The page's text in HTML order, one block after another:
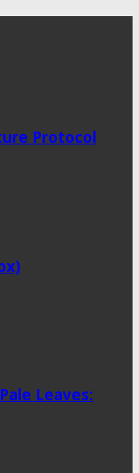
Protocol
Leaves: